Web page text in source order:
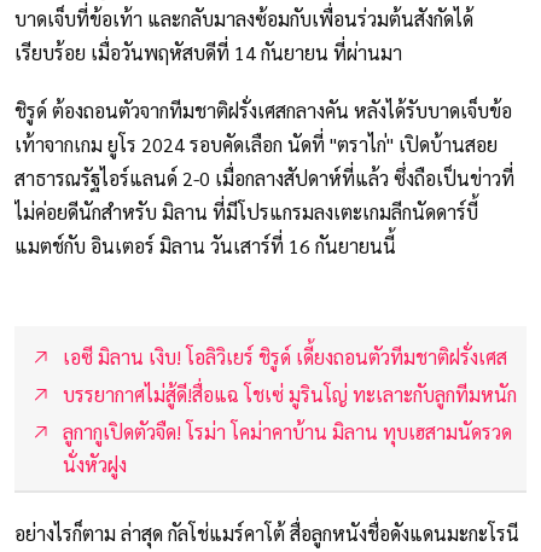
บาดเจ็บที่ข้อเท้า และกลับมาลงซ้อมกับเพื่อนร่วมต้นสังกัดได้
เรียบร้อย เมื่อวันพฤหัสบดีที่ 14 กันยายน ที่ผ่านมา
ชิรูด์ ต้องถอนตัวจากทีมชาติฝรั่งเศสกลางคัน หลังได้รับบาดเจ็บข้อ
เท้าจากเกม ยูโร 2024 รอบคัดเลือก นัดที่ "ตราไก่" เปิดบ้านสอย
สาธารณรัฐไอร์แลนด์ 2-0 เมื่อกลางสัปดาห์ที่แล้ว ซึ่งถือเป็นข่าวที่
ไม่ค่อยดีนักสำหรับ มิลาน ที่มีโปรแกรมลงเตะเกมลีกนัดดาร์บี้
แมตช์กับ อินเตอร์ มิลาน วันเสาร์ที่ 16 กันยายนนี้
เอซี มิลาน เงิบ! โอลิวิเยร์ ชิรูด์ เดี้ยงถอนตัวทีมชาติฝรั่งเศส
บรรยากาศไม่สู้ดี!สื่อแฉ โชเซ่ มูรินโญ่ ทะเลาะกับลูกทีมหนัก
ลูกากูเปิดตัวจืด! โรม่า โคม่าคาบ้าน มิลาน ทุบเฮสามนัดรวด
นั่งหัวฝูง
อย่างไรก็ตาม ล่าสุด กัลโช่แมร์คาโต้ สื่อลูกหนังชื่อดังแดนมะกะโรนี